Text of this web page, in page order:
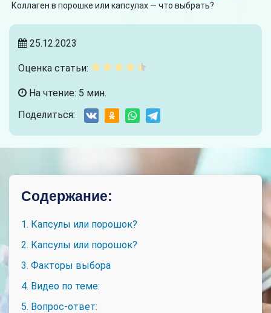
Коллаген в порошке или капсулах — что выбрать?
25.12.2023
Оценка статьи:
На чтение: 5 мин.
Поделиться:
Содержание:
1. Капсулы или порошок?
2. Капсулы или порошок?
3. Факторы выбора
4. Видео по теме:
5. Вопрос-ответ: